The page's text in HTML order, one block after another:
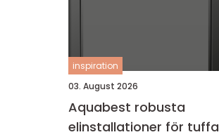
inspiration
03. August 2026
Aquabest robusta
elinstallationer för tuffa